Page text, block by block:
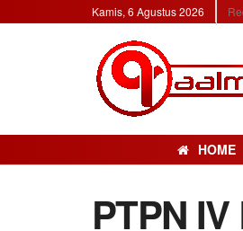
Kamis, 6 Agustus 2026
HOME
PTPN